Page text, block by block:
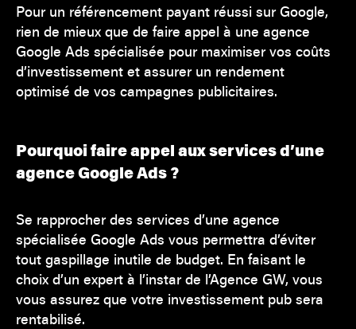
Pour un référencement payant réussi sur Google,
rien de mieux que de faire appel à une agence
Google Ads spécialisée pour maximiser vos coûts
d’investissement et assurer un rendement
optimisé de vos campagnes publicitaires.
Pourquoi faire appel aux services d’une
agence Google Ads ?
Se rapprocher des services d’une agence
spécialisée Google Ads vous permettra d’éviter
tout gaspillage inutile de budget. En faisant le
choix d’un expert à l’instar de l’Agence GW, vous
vous assurez que votre investissement pub sera
rentabilisé.